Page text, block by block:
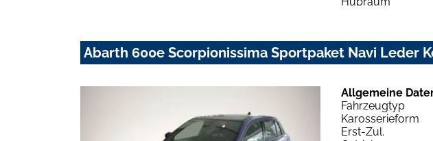
Abarth 600e Scorpionissima Sportpaket Navi Leder
Allgemeine
Fahrzeugtyp
Karosserieform
Erst-Zul.